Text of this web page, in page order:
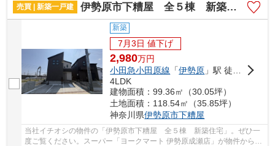
売買 | 新築一戸建
伊勢原市下糟屋 全５棟 新築住宅
新築
7月3日 値下げ
2,980万円
小田急小田原線 「伊勢原 」駅 徒歩28分
4LDK
建物面積：99.36㎡（30.05坪）
土地面積：118.54㎡（35.85坪）
神奈川県伊勢原市下糟屋
当社イチオシの物件の「伊勢原市下糟屋 全５棟 新築住宅」。ぜひ一
度ご覧ください。スーパー「ヨークマート 伊勢原成瀬店」が物件から